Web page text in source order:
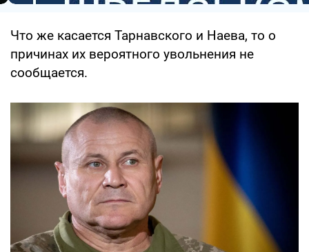
Что же касается Тарнавского и Наева, то о
причинах их вероятного увольнения не
сообщается.